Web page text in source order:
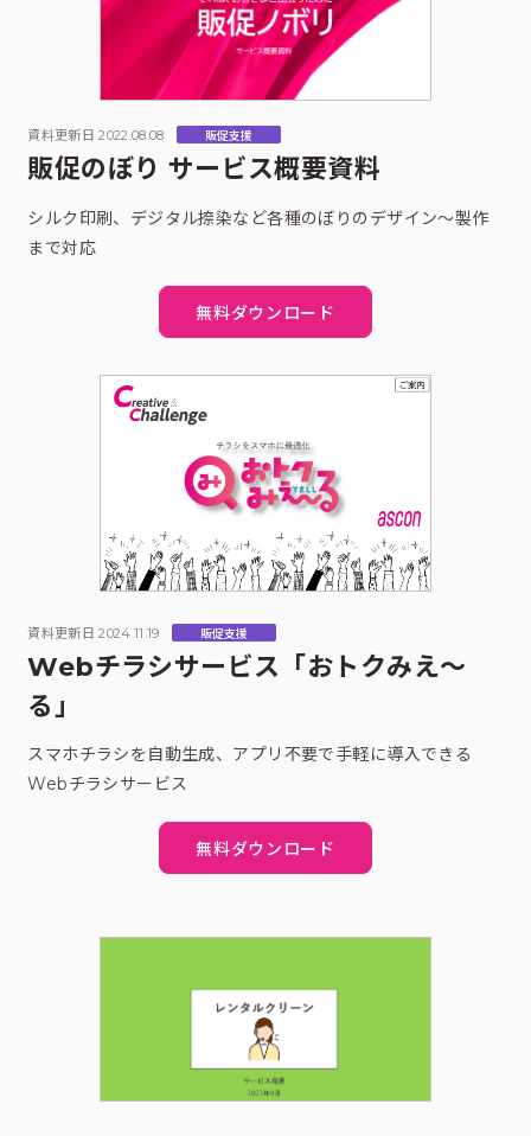
資料更新日 2022.08.08 販促支援
販促のぼり サービス概要資料
シルク印刷、デジタル捺染など各種のぼりのデザイン～製作
まで対応
無料ダウンロード
資料更新日 2024.11.19 販促支援
Webチラシサービス「おトクみえ～
る」
スマホチラシを自動生成、アプリ不要で手軽に導入できる
Webチラシサービス
無料ダウンロード